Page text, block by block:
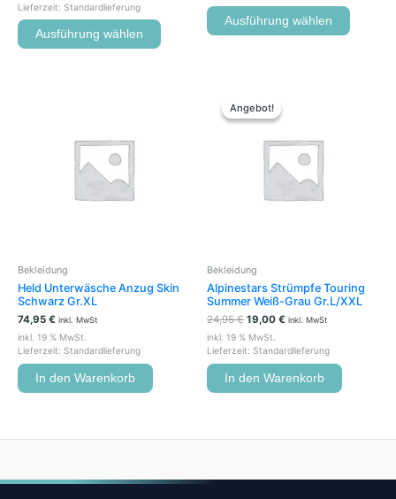
Lieferzeit: Standardlieferung
Ausführung wählen
Ausführung wählen
Bekleidung
Held Unterwäsche Anzug Skin
Schwarz Gr.XL
74,95 € inkl. MwSt
inkl. 19 % MwSt.
Lieferzeit: Standardlieferung
In den Warenkorb
Angebot!
Angebot!
Bekleidung
Alpinestars Strümpfe Touring
Summer Weiß-Grau Gr.L/XXL
24,95€
war:
24,95 €
19,00 € inkl. MwSt
inkl. 19 % MwSt.
Lieferzeit: Standardlieferung
In den Warenkorb